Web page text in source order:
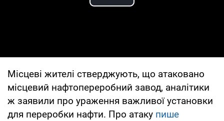
Play Video
Місцеві жителі стверджують, що атаковано
місцевий нафтопереробний завод, аналітики
ж заявили про ураження важливої установки
для переробки нафти. Про атаку пише